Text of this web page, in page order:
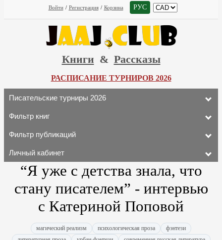
Войти / Регистрация / Корзина РУС
Книги & Рассказы
РАСПИСАНИЕ ТУРНИРОВ 2026
Писательские турниры 2026
Фильтр книг
Фильтр публикаций
Личный кабинет
“Я уже с детства знала, что
стану писателем” - интервью
с Катериной Поповой
магический реализм психологическая проза
фэнтези